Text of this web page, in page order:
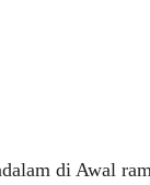
di Awal